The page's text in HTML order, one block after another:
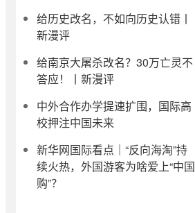
给历史改名，不如向历史认错丨
新漫评
给南京大屠杀改名？30万亡灵不
答应！丨新漫评
中外合作办学提速扩围，国际高
校押注中国未来
新华网国际看点｜“反向海淘”持
续火热，外国游客为啥爱上“中国
购”？